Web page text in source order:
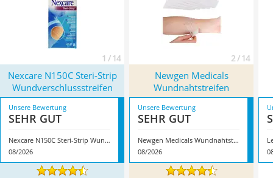
mit seinen Eigenschaften.
1 / 14 2 / 14
Nexcare N150C Steri-Strip
Wundverschlussstreifen
Newgen Medicals
Wundnahtstreifen
Unsere Bewertung
SEHR GUT
Nexcare N150C Steri-Strip Wundverschlussstreifen
08/2026
Unsere Bewertung
SEHR GUT
Newgen Medicals Wundnahtstreifen
08/2026